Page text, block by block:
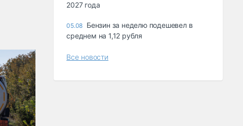
2027 года
05.08 Бензин за неделю подешевел в
среднем на 1,12 рубля
Все новости